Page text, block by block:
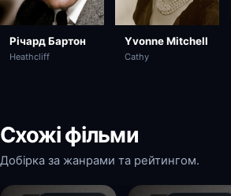
Річард Бартон
Heathcliff
Yvonne Mitchell
Cathy
Схожі фільми
Добірка за жанрами та рейтингом.